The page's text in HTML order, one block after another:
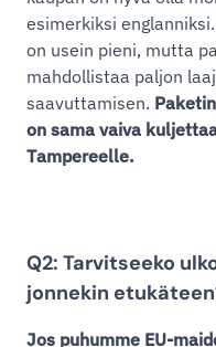
esimerkiksi
on usein pieni, mutta
mahdollistaa paljon
saavuttamisen.
on sama vaiva
Tampereelle.
Q2: Tarvitseeko
jonnekin
Jos puhumme EU-